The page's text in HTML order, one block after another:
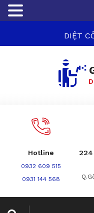
DIỆT
Hotline
0932 609 515
0931 144 568
224